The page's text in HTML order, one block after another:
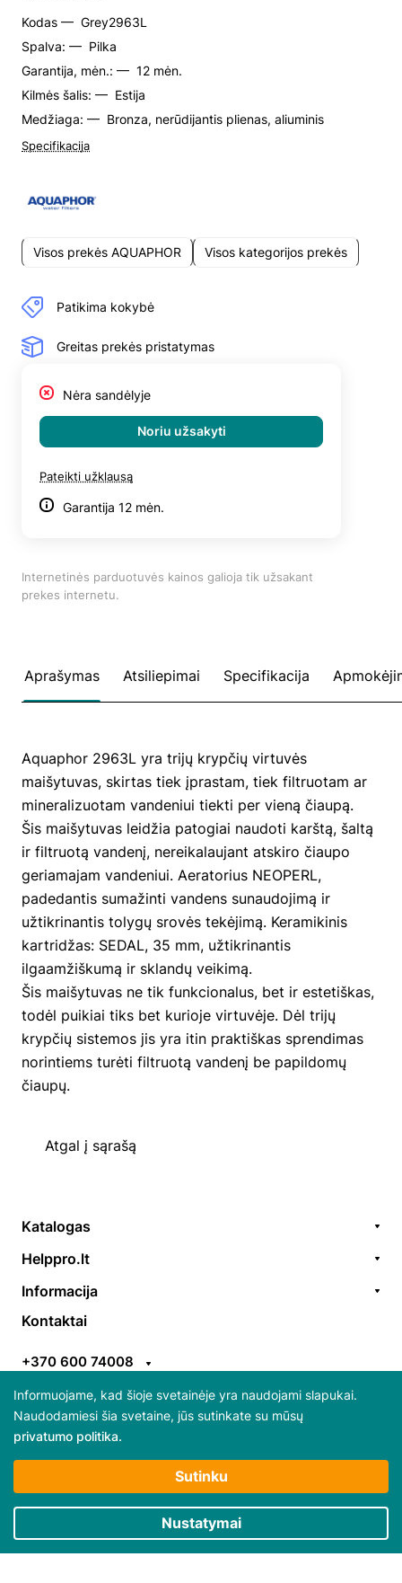
Kodas — Grey2963L
Spalva: — Pilka
Garantija, mėn.: — 12 mėn.
Kilmės šalis: — Estija
Medžiaga: — Bronza, nerūdijantis plienas, aliuminis
Specifikacija
Visos prekės AQUAPHOR Visos kategorijos prekės
Patikima kokybė
Greitas prekės pristatymas
Nėra sandėlyje
Noriu užsakyti
Pateikti užklausą
Garantija 12 mėn.
Internetinės parduotuvės kainos galioja tik užsakant
prekes internetu.
Aprašymas Atsiliepimai Specifikacija
Aquaphor 2963L yra trijų krypčių virtuvės
maišytuvas, skirtas tiek įprastam, tiek filtruotam ar
mineralizuotam vandeniui tiekti per vieną čiaupą.
Šis maišytuvas leidžia patogiai naudoti karštą, šaltą
ir filtruotą vandenį, nereikalaujant atskiro čiaupo
geriamajam vandeniui. Aeratorius NEOPERL,
padedantis sumažinti vandens sunaudojimą ir
užtikrinantis tolygų srovės tekėjimą. Keramikinis
kartridžas: SEDAL, 35 mm, užtikrinantis
ilgaamžiškumą ir sklandų veikimą.
Šis maišytuvas ne tik funkcionalus, bet ir estetiškas,
todėl puikiai tiks bet kurioje virtuvėje. Dėl trijų
krypčių sistemos jis yra itin praktiškas sprendimas
norintiems turėti filtruotą vandenį be papildomų
čiaupų.
Atgal į sąrašą
Katalogas
Prekės / aksesuarai
Akcijos
Prekiniai ženklai
Helppro.lt
EGS
ES parama
Informacija
Pristatymo taisyklės
Pirkimo-pardavimo taisyklės
Kontaktai
+370 600 74008
info@helppro.lt
Gabijos g. 38, LT-06157 Vilnius
© 2025 Visos teisės saugomos HelpPro
Informuojame, kad šioje svetainėje yra naudojami slapukai.
Naudodamiesi šia svetaine, jūs sutinkate su mūsų
privatumo politika.
Daugiau apie slapukus ir jų atsisakymą skaitykite
Rinkodaros / našumo slapukai
Sutinku
Nustatymai